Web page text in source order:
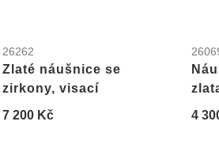
26262
Zlaté náušnice se
zirkony, visací
7 200 Kč
4